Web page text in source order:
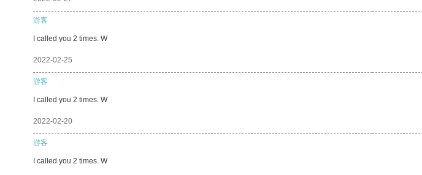
游客
I called you 2 times. W
2022-02-25
游客
I called you 2 times. W
2022-02-20
游客
I called you 2 times. W